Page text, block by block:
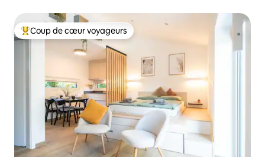
Coups de cœur voyageurs les plus appréciés
Coup de cœur voyageurs